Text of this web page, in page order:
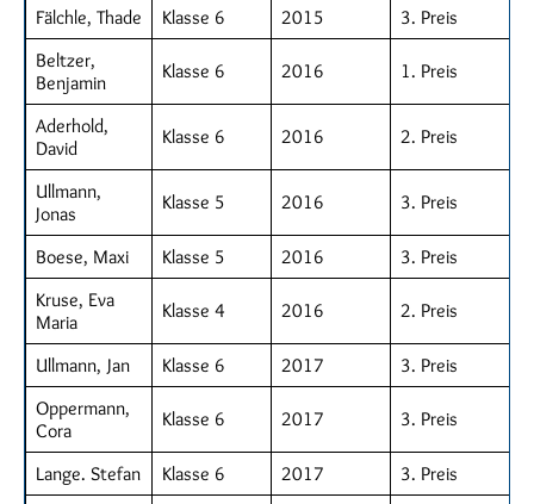
Fälchle, Thade Klasse 6 2015
3. Preis
Beltzer,
Benjamin
Klasse 6 2016 1. Preis
Aderhold,
David
Klasse 6 2016 2. Preis
Ullmann,
Jonas
Klasse 5 2016 3. Preis
Boese, Maxi Klasse 5 2016
3. Preis
Kruse, Eva
Maria
Klasse 4 2016 2. Preis
Ullmann, Jan Klasse 6 2017
3. Preis
Oppermann,
Cora
Klasse 6 2017 3. Preis
Lange. Stefan Klasse 6 2017
3. Preis